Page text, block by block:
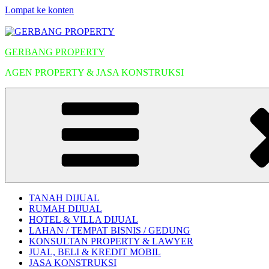
Lompat ke konten
GERBANG PROPERTY
AGEN PROPERTY & JASA KONSTRUKSI
TANAH DIJUAL
RUMAH DIJUAL
HOTEL & VILLA DIJUAL
LAHAN / TEMPAT BISNIS / GEDUNG
KONSULTAN PROPERTY & LAWYER
JUAL, BELI & KREDIT MOBIL
JASA KONSTRUKSI